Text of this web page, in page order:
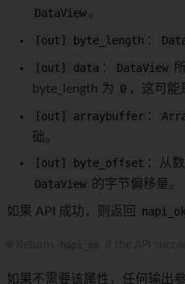
DataView 。
[out] byte_length ：
[out] data ： DataView
byte_length 为
0 ，这可能
[out] arraybuffer ：
础。
[out] byte_offset ：从
DataView
的字节偏移量。
如果 API 成功，则返回 napi_ok
如果不需要该属性，任何输出